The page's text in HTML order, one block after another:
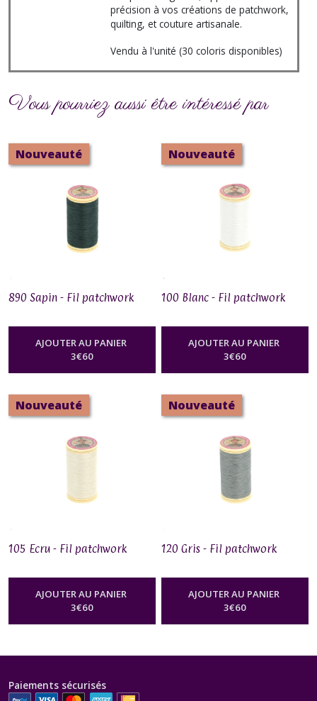
précision à vos créations de patchwork,
quilting, et couture artisanale.
Vendu à l'unité (30 coloris disponibles)
Vous pourriez aussi être intéressé par
Nouveauté
890 Sapin - Fil patchwork
AJOUTER AU PANIER
3€60
Nouveauté
100 Blanc - Fil patchwork
AJOUTER AU PANIER
3€60
Nouveauté
105 Ecru - Fil patchwork
AJOUTER AU PANIER
3€60
Nouveauté
120 Gris - Fil patchwork
AJOUTER AU PANIER
3€60
Paiements sécurisés